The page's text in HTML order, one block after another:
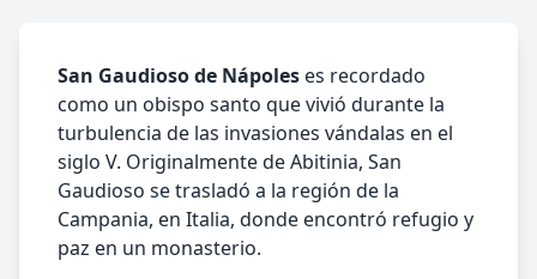
San Gaudioso de Nápoles es recordado
como un obispo santo que vivió durante la
turbulencia de las invasiones vándalas en el
siglo V. Originalmente de Abitinia, San
Gaudioso se trasladó a la región de la
Campania, en Italia, donde encontró refugio y
paz en un monasterio.